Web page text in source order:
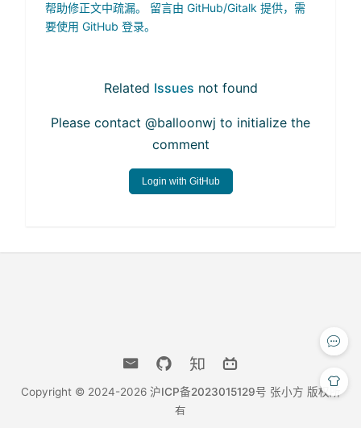
帮助修正文中疏漏。 留言由 GitHub/Gitalk 提供，需
要使用 GitHub 登录。
Related Issues not found
Please contact @balloonwj to initialize the
comment
Login with GitHub
Copyright © 2024-2026 沪ICP备2023015129号 张小方 版权所
有